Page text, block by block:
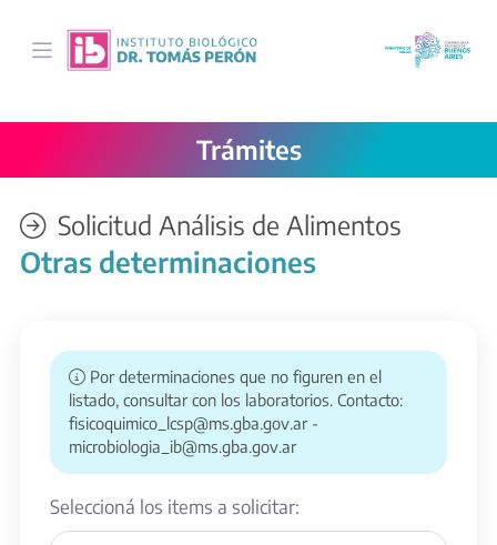
Trámites
Solicitud Análisis de Alimentos
Otras determinaciones
Por determinaciones que no figuren en el
listado, consultar con los laboratorios. Contacto:
fisicoquimico_lcsp@ms.gba.gov.ar -
microbiologia_ib@ms.gba.gov.ar
Seleccioná los items a solicitar: